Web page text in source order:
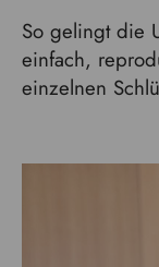
So gelingt die
einfach,
einzelnen